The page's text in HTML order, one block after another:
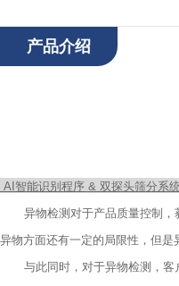
产品介绍
AI 智能识别程序 & 双探头筛分系
异物检测对于产品质量控制
异物方面还有一定的局限性，但是
与此同时，对于异物检测，